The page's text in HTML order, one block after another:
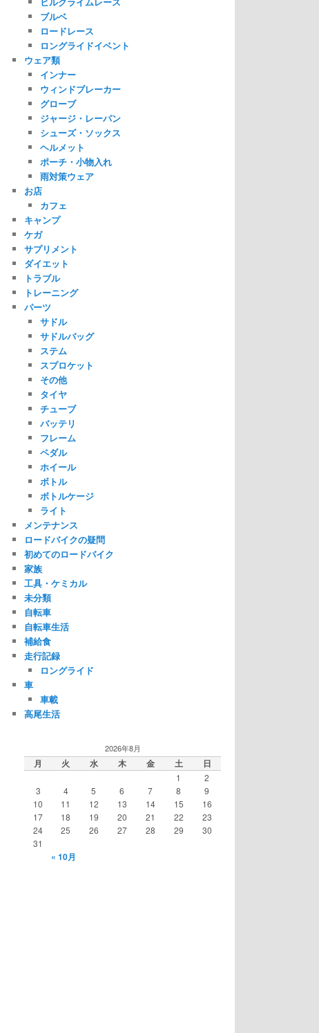
ブルベ
ロードレース
ロングライドイベント
ウェア類
インナー
ウィンドブレーカー
グローブ
ジャージ・レーパン
シューズ・ソックス
ヘルメット
ポーチ・小物入れ
雨対策ウェア
お店
カフェ
キャンプ
ケガ
サプリメント
ダイエット
トラブル
トレーニング
パーツ
サドル
サドルバッグ
ステム
スプロケット
その他
タイヤ
チューブ
バッテリ
フレーム
ペダル
ホイール
ボトル
ボトルケージ
ライト
メンテナンス
ロードバイクの疑問
初めてのロードバイク
家族
工具・ケミカル
未分類
自転車
自転車生活
補給食
走行記録
ロングライド
車
車載
高尾生活
2026年8月
月 火 水 木 金 土 日
1
2
3
4 5 6 7 8
9
10
11 12 13 14 15
16
17
18 19 20 21 22
23
24
25 26 27 28 29
30
31
« 10月